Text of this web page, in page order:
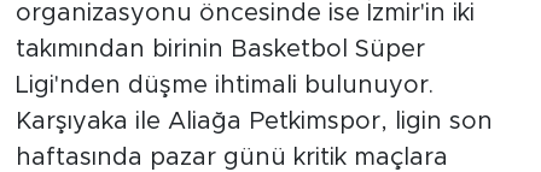
organizasyonu öncesinde ise İzmir'in iki
takımından birinin Basketbol Süper
Ligi'nden düşme ihtimali bulunuyor.
Karşıyaka ile Aliağa Petkimspor, ligin son
haftasında pazar günü kritik maçlara